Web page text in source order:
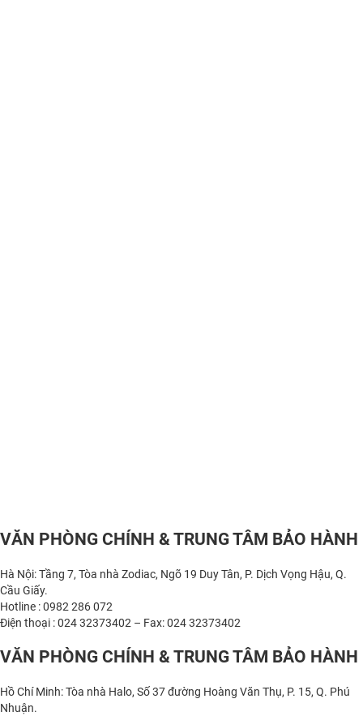
VĂN PHÒNG CHÍNH & TRUNG TÂM BẢO HÀNH
Hà Nội: Tầng 7, Tòa nhà Zodiac, Ngõ 19 Duy Tân, P. Dịch Vọng Hậu, Q.
Cầu Giấy.
Hotline : 0982 286 072
Điện thoại : 024 32373402 – Fax: 024 32373402
VĂN PHÒNG CHÍNH & TRUNG TÂM BẢO HÀNH
Hồ Chí Minh: Tòa nhà Halo, Số 37 đường Hoàng Văn Thụ, P. 15, Q. Phú
Nhuận.